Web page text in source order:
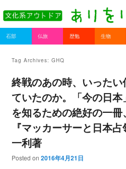
Main menu
Skip to primary content
Skip to secondary content
石部 仏旅 歴勉 生物
Tag Archives: GHQ
終戦のあの時、いったい
ていたのか。「今の日本
を知るための絶好の一冊
『マッカーサーと日本
一利著
Posted on 2016年4月21日